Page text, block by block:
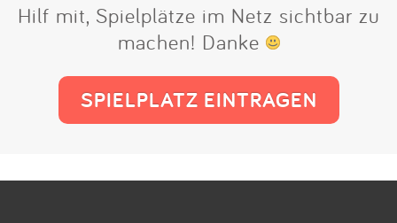
Hilf mit, Spielplätze im Netz sichtbar zu
machen! Danke
SPIELPLATZ EINTRAGEN